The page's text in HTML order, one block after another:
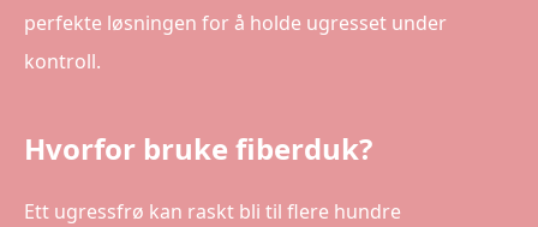
perfekte løsningen for å holde ugresset under
kontroll.
Hvorfor bruke fiberduk?
Ett ugressfrø kan raskt bli til flere hundre